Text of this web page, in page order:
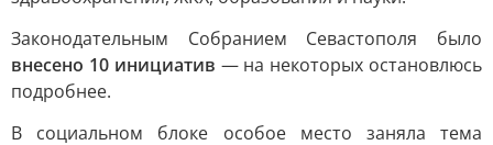
Законодательным Собранием Севастополя было
внесено 10 инициатив — на некоторых остановлюсь
подробнее.
В социальном блоке особое место заняла тема